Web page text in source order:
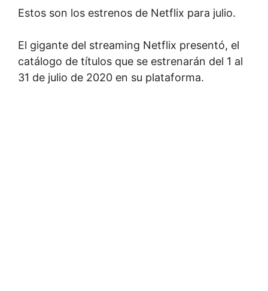
Estos son los estrenos de Netflix para julio.
El gigante del streaming Netflix presentó, el
catálogo de títulos que se estrenarán del 1 al
31 de julio de 2020 en su plataforma.